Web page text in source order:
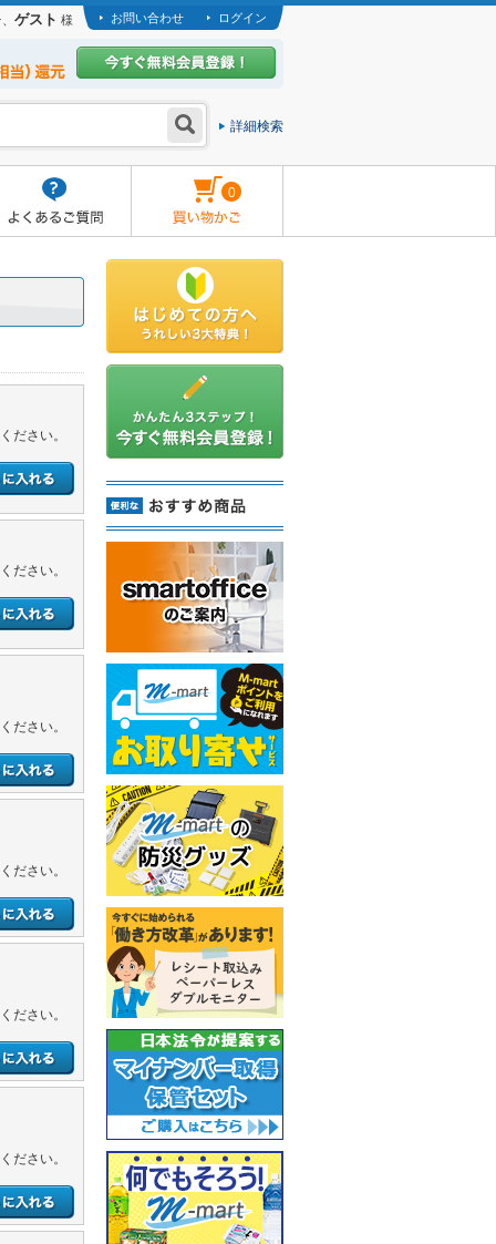
ゲスト 様 お問い合わせ ログイン
詳細検索
0
ださい。
ださい。
ださい。
ださい。
ださい。
ださい。